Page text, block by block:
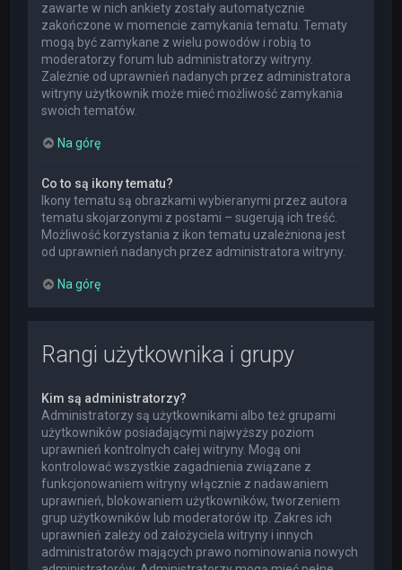
zawarte w nich ankiety zostały automatycznie
zakończone w momencie zamykania tematu. Tematy
mogą być zamykane z wielu powodów i robią to
moderatorzy forum lub administratorzy witryny.
Zależnie od uprawnień nadanych przez administratora
witryny użytkownik może mieć możliwość zamykania
swoich tematów.
Na górę
Co to są ikony tematu?
Ikony tematu są obrazkami wybieranymi przez autora
tematu skojarzonymi z postami – sugerują ich treść.
Możliwość korzystania z ikon tematu uzależniona jest
od uprawnień nadanych przez administratora witryny.
Na górę
Rangi użytkownika i grupy
Kim są administratorzy?
Administratorzy są użytkownikami albo też grupami
użytkowników posiadającymi najwyższy poziom
uprawnień kontrolnych całej witryny. Mogą oni
kontrolować wszystkie zagadnienia związane z
funkcjonowaniem witryny włącznie z nadawaniem
uprawnień, blokowaniem użytkowników, tworzeniem
grup użytkowników lub moderatorów itp. Zakres ich
uprawnień zależy od założyciela witryny i innych
administratorów mających prawo nominowania nowych